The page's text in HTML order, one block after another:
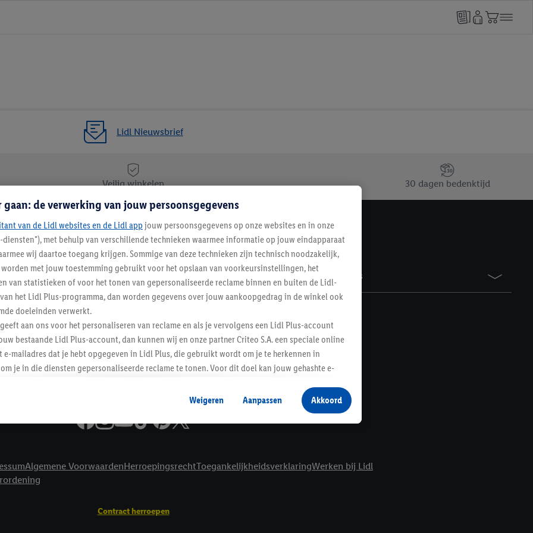
Lidl Nieuwsbrief
Veilig winkelen 30 dagen bedenktijd
Lidl Nieuwsbrief
Schrijf je in
Informatie Awards
Algemene VoorwaardenHerroepingsrechtToegankelijkheidsverklaringWerken bij Lidl
Contract herroepen
de verwerking van jouw persoonsgegevens
van de Lidl websites en de Lidl app jouw persoonsgegevens op onze websites en in onze
met behulp van verschillende technieken waarmee informatie op jouw eindapparaat
wij daartoe toegang krijgen. Sommige van deze technieken zijn technisch noodzakelijk,
met jouw toestemming gebruikt voor het opslaan van voorkeursinstellingen, het
van statistieken of voor het tonen van gepersonaliseerde reclame binnen en buiten de Lidl-
het Lidl Plus-programma, dan worden gegevens over jouw aankoopgedrag in de winkel ook
doeleinden verwerkt.
aan ons voor het personaliseren van reclame en als je vervolgens een Lidl Plus-account
bestaande Lidl Plus-account, dan kunnen wij en onze partner Criteo S.A. een speciale online
mailadres dat je hebt opgegeven in Lidl Plus, die gebruikt wordt om je te herkennen in
je in die diensten gepersonaliseerde reclame te tonen. Voor dit doel kan jouw gehashte e-
geeft, dan kunnen retargeting advertenties worden weergegeven voor producten waarin je
(bijvoorbeeld door het product in een winkelmandje van een online winkel te plaatsen
andere identifiers of met identifiers waarover Criteo S.A. beschikt, aan jou kunnen worden
instemt. Verder kan je er meer informatie vinden over de gegevensverwerking.
Weigeren Aanpassen Akkoord